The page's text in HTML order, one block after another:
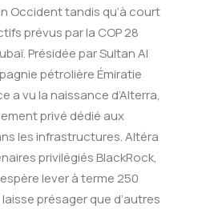
Occident tandis qu’à court
prévus par la COP 28
Présidée par Sultan Al
pétrolière Émiratie
vu la naissance d’Alterra,
privé dédié aux
les infrastructures. Altéra
privilégiés BlackRock,
lever à terme 250
présager que d’autres